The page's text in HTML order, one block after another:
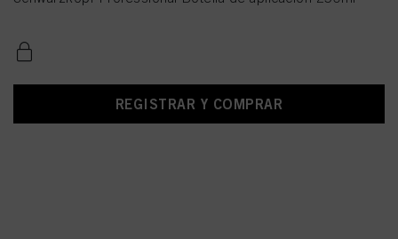
REGISTRAR Y COMPRAR